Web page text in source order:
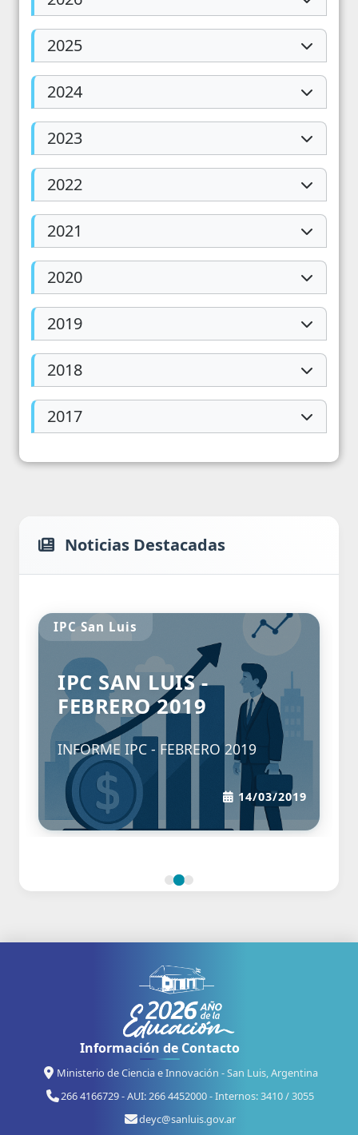
2025
2024
2023
2022
2021
2020
2019
2018
2017
Noticias Destacadas
IPC San Luis
IPC SAN LUIS -
FEBRERO 2019
INFORME IPC - FEBRERO 2019
14/03/2019
Información de Contacto
Ministerio de Ciencia e Innovación - San Luis, Argentina
266 4166729 - AUI: 266 4452000 - Internos: 3410 / 3055
deyc@sanluis.gov.ar